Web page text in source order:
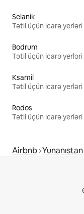
Selanik
Tətil üçün icarə yerləri
Bodrum
Tətil üçün icarə yerləri
Ksamil
Tətil üçün icarə yerləri
Rodos
Tətil üçün icarə yerləri
Airbnb Yunanıstan